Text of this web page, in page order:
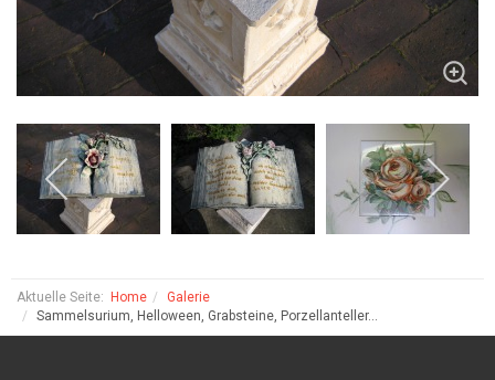
Aktuelle Seite: Home
Galerie
Sammelsurium, Helloween, Grabsteine, Porzellanteller...